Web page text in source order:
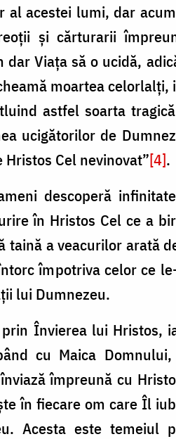
acestei lumi, dar
şi cărturarii
Viaţa să o ucidă,
moartea
astfel soarta
ucigătorilor de
Cel nevinovat”[4].
descoperă
în Hristos Cel ce a
a veacurilor arată
împotriva celor ce
lui Dumnezeu.
Învierea lui Hristos,
cu Maica
împreună cu
în fiecare om care Îl
Acesta este temeiul